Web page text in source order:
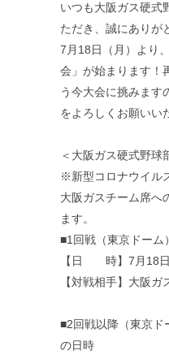
いつも大阪ガス硬式
ただき、誠にありが
7月18日（月）より
会」が始まります！
う今大会に挑みます
をよろしくお願いい
＜大阪ガス硬式野球
※新型コロナウイル
大阪ガスチーム席へ
ます。
■1回戦（東京ドーム）
【日 時】7月18日
【対戦相手】大阪ガ
■2回戦以降（東京
の日時